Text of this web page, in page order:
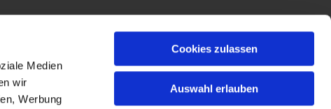
Medien
wir
Werbung
Cookies zulassen
Auswahl erlauben